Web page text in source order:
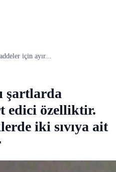
için ayır...
şartlarda
edici özelliktir.
iki sıvıya ait